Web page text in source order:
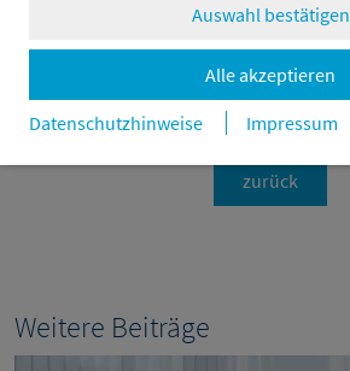
Auswahl bestätigen
Alle akzeptieren
Datenschutzhinweise
Impressum
zurück
Weitere Beiträge